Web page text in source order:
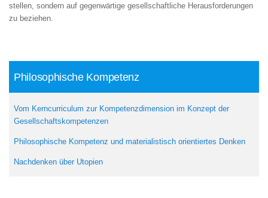
stellen, sondern auf gegenwärtige gesellschaftliche Herausforderungen
zu beziehen.
Philosophische Kompetenz
Vom Kerncurriculum zur Kompetenzdimension im Konzept der
Gesellschaftskompetenzen
Philosophische Kompetenz und materialistisch orientiertes Denken
Nachdenken über Utopien